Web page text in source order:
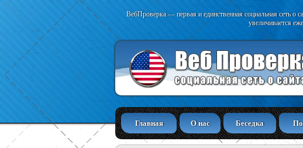
ВебПроверка — первая и единственная социальная сеть
увеличивается
Главная О нас Беседка